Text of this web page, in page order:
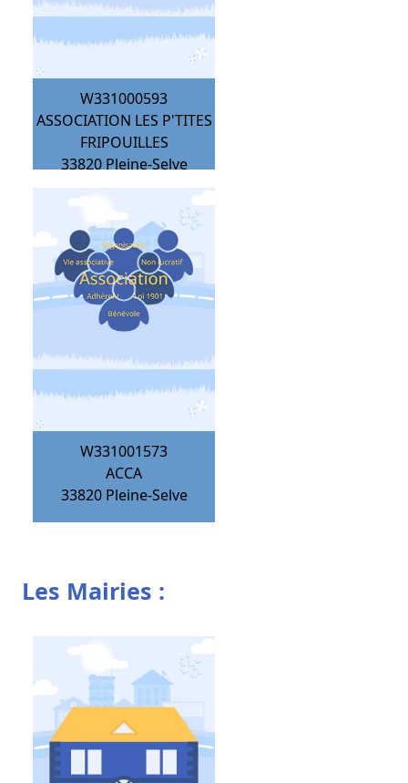
W331000593
ASSOCIATION LES P'TITES
FRIPOUILLES
33820 Pleine-Selve
W331001573
ACCA
33820 Pleine-Selve
Les Mairies :